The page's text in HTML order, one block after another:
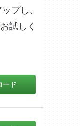
プし、
試しく
ード